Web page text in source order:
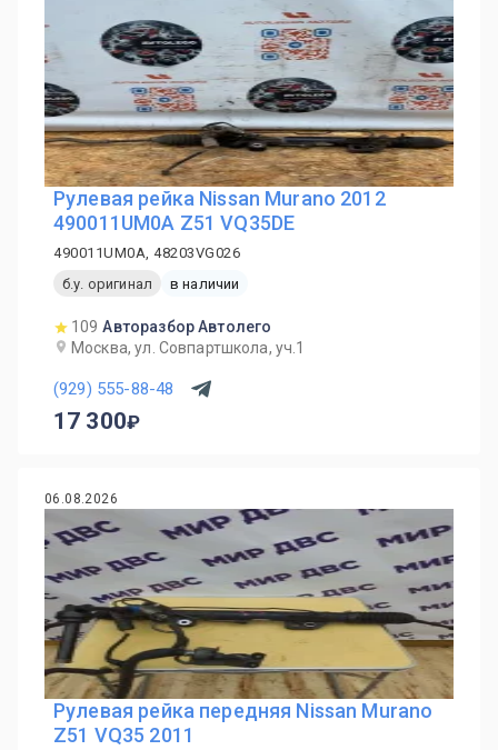
Рулевая рейка Nissan Murano 2012
490011UM0A Z51 VQ35DE
490011UM0A, 48203VG026
б.у. оригинал
в наличии
109 Авторазбор Автолего
Москва, ул. Совпартшкола, уч.1
(929) 555-88-48
17 300
06.08.2026
Рулевая рейка передняя Nissan Murano
Z51 VQ35 2011